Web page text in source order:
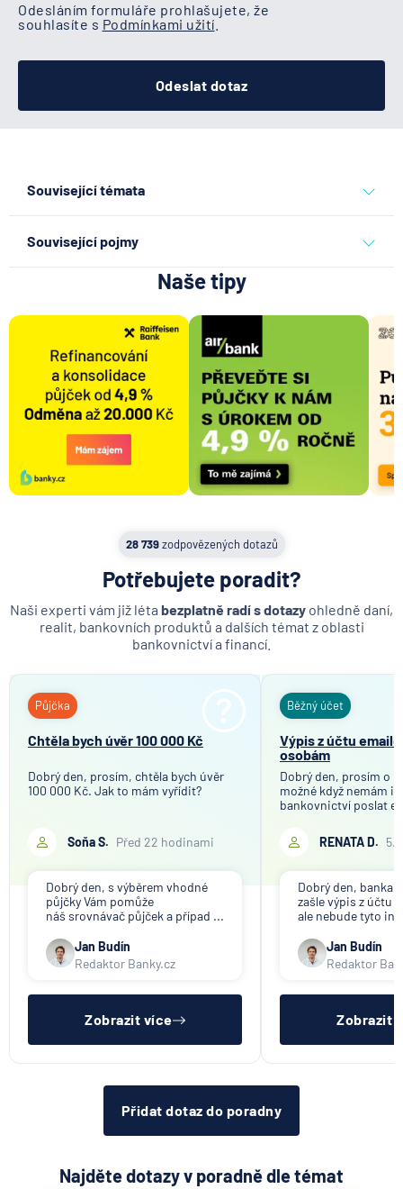
Odesláním formuláře prohlašujete, že
souhlasíte s Podmínkami užití
Odeslat dotaz
Související témata
Související pojmy
Naše tipy
28 739zodpovězených dotazů
Potřebujete poradit?
Naši experti vám již léta bezplatně radí s dotazy ohledně daní,
realit, bankovních produktů a dalších témat z oblasti
bankovnictví a financí.
Půjčka
Chtěla bych úvěr 100 000 Kč
Dobrý den, prosím, chtěla bych úvěr
100 000 Kč. Jak to mám vyřídit?
Soňa S. Před 22 hodinami
Dobrý den, s výběrem vhodné
půjčky Vám pomůže
náš srovnávač půjček a případ ...
Jan Budín
Redaktor Banky.cz
Zobrazit více
Běžný účet
Výpis z účtu
osobám
Dobrý den, prosím o
možné když nemám
bankovnictví poslat
RENATA D.
Dobrý den, banka
zašle výpis z účtu
ale nebude tyto
Jan Budín
Redaktor
Zobrazit
Přidat dotaz do poradny
Najděte dotazy v poradně dle témat